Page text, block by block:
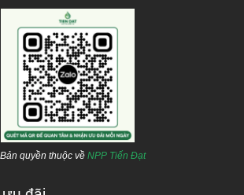
quyền thuộc về NPP Tiến Đạt